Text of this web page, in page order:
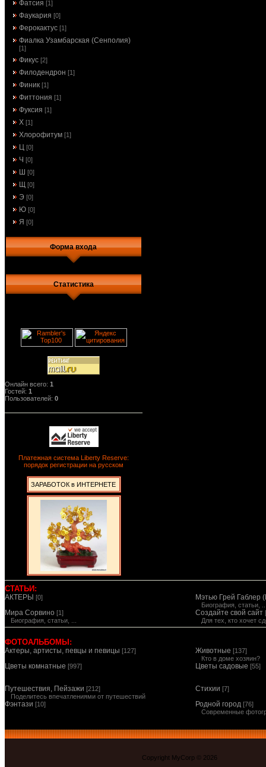
Фатсия [1]
Фаукария [0]
Ферокактус [1]
Фиалка Узамбарская (Сенполия)
[1]
Фикус [2]
Филодендрон [1]
Финик [1]
Фиттония [1]
Фуксия [1]
Х [1]
Хлорофитум [1]
Ц [0]
Ч [0]
Ш [0]
Щ [0]
Э [0]
Ю [0]
Я [0]
Форма входа
Статистика
Онлайн всего: 1
Гостей: 1
Пользователей: 0
Платежная система Liberty Reserve:
порядок регистрации на русском
ЗАРАБОТОК в ИНТЕРНЕТЕ
СТАТЬИ:
АКТЕРЫ [0] Мэтью Грей Габлер
Биография, статьи,
Мира Сорвино [1]
Биография, статьи, ...
Создайте свой сайт
Для тех, кто хочет
ФОТОАЛЬБОМЫ:
Актеры, артисты, певцы и певицы [127] Животные [137]
Кто в доме хозяин?
Цветы комнатные [997] Цветы садовые [55]
Путешествия, Пейзажи [212]
Поделитесь впечатлениями от путешествий
Стихии [7]
Фэнтази [10] Родной город [76]
Современные
Copyright MyCorp © 2026